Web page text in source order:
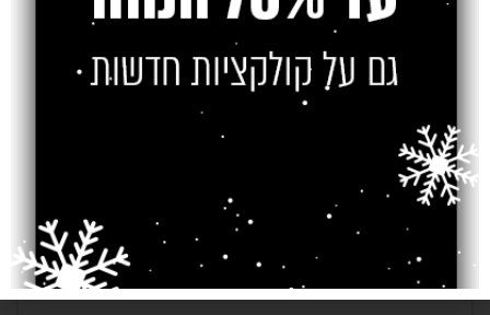
כתיבת תגובה
האימייל לא יוצג באתר. שדות החובה מסומנים
התגובה שלך